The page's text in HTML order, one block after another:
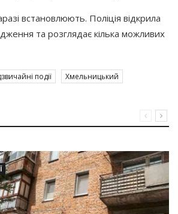
встановлюють. Поліція відкрила
та розглядає кілька можливих
події Хмельницький